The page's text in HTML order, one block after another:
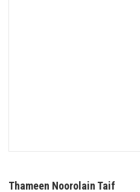
Thameen Noorolain Taif